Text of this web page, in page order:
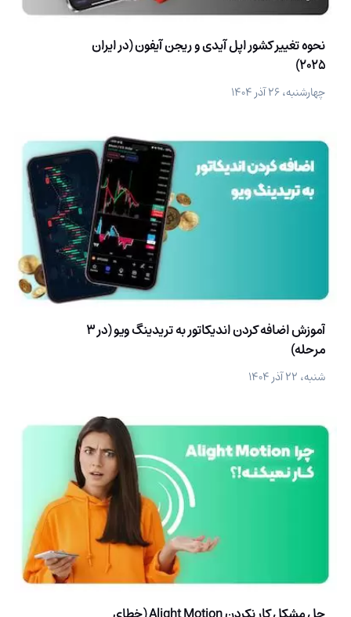
نحوه تغییر کشور اپل آیدی و ریجن آیفون (در ایران
2025)
چهارشنبه، ۲۶ آذر ۱۴۰۴
آموزش اضافه کردن اندیکاتور به تریدینگ ویو (در 3
مرحله)
شنبه، ۲۲ آذر ۱۴۰۴